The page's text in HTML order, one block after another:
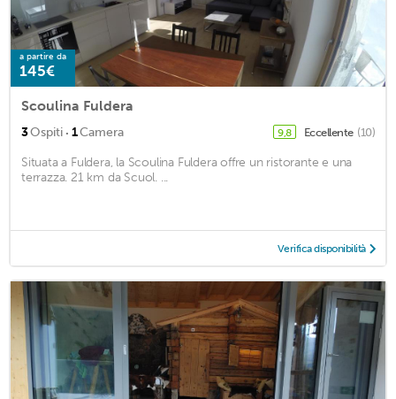
a partire da
145€
Scoulina Fuldera
3Ospiti · 1Camera 9,8 Eccellente (10)
Situata a Fuldera, la Scoulina Fuldera offre un ristorante e una
terrazza. 21 km da Scuol. ...
Verifica disponibilità